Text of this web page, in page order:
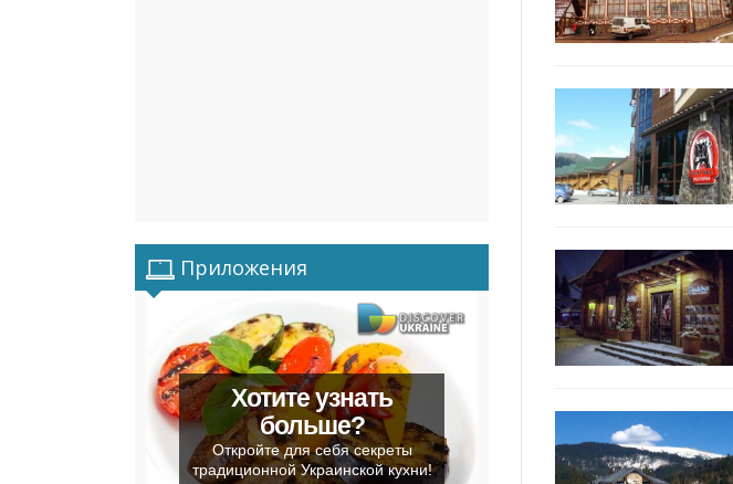
Приложения
Хотите узнать
больше?
Откройте для себя секреты
традиционной Украинской кухни!